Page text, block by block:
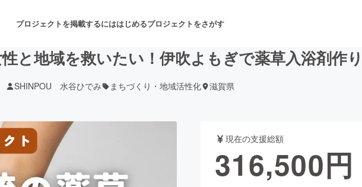
プロジェクトを掲載するにははじめるプロジェクトをさがす
楽 舞台・パフォーマンス
ーム・サービス開発 ファッション
と地域を救いたい！伊吹よもぎで薬草入浴剤作
SHINPOU 水谷ひでみ まちづくり・地域活性化 滋賀県
現在の支援総額
316,500円